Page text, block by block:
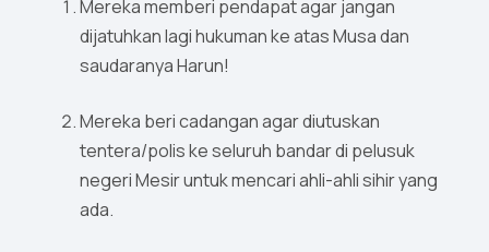
Mereka memberi pendapat agar jangan
dijatuhkan lagi hukuman ke atas Musa dan
saudaranya Harun!
Mereka beri cadangan agar diutuskan
tentera/polis ke seluruh bandar di pelusuk
negeri Mesir untuk mencari ahli-ahli sihir yang
ada.